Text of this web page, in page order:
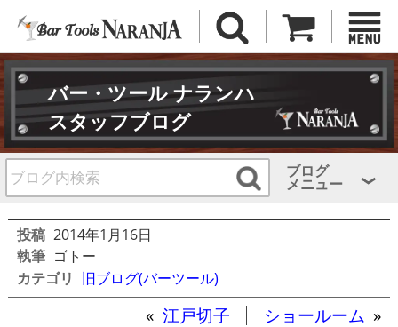
バー・ツール ナランハ
スタッフブログ
ブログ
メニュー
投稿 2014年1月16日
執筆 ゴトー
カテゴリ 旧ブログ(バーツール)
« 江戸切子 ショールーム »